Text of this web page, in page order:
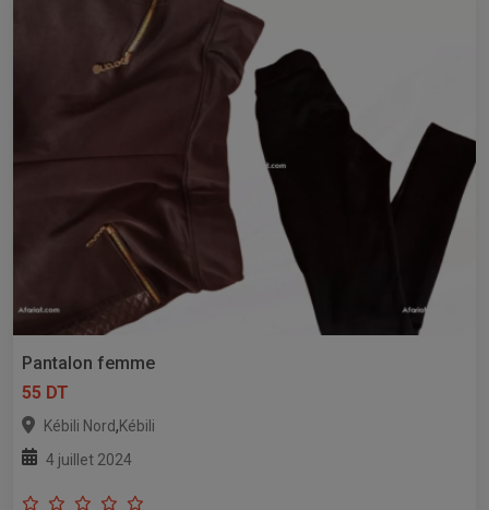
Pantalon femme
55 DT
Kébili Nord,Kébili
4 juillet 2024